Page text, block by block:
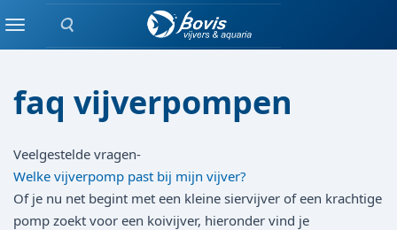
Zoeken
Menu
faq vijverpompen
Veelgestelde vragen-
Welke vijverpomp past bij mijn vijver?
Of je nu net begint met een kleine siervijver of een krachtige
pomp zoekt voor een koivijver, hieronder vind je